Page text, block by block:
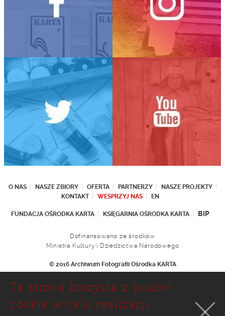
O NAS NASZE ZBIORY OFERTA PARTNERZY
NASZE PROJEKTY
KONTAKT
WESPRZYJ NAS EN
FUNDACJA OŚRODKA KARTA KSIĘGARNIA OŚRODKA KARTA BIP
Dofinansowano ze środków
Ministra Kultury i Dziedzictwa Narodowego
© 2016 Archiwum Fotografii Ośrodka KARTA
Ul. Narbutta 29
02-536 Warszawa
tel.: (+48 22) 646 36 90
Ta strona korzysta z plików
cookie w celu realizacji